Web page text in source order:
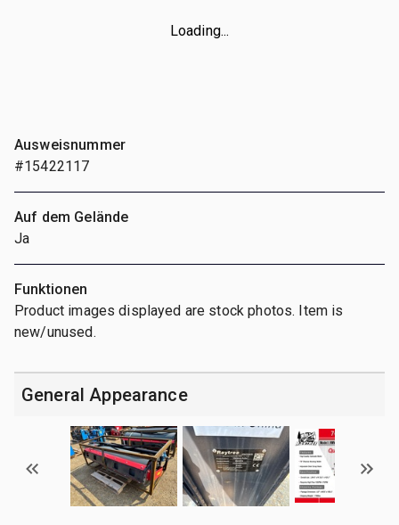
Loading...
Ausweisnummer
#15422117
Auf dem Gelände
Ja
Funktionen
Product images displayed are stock photos. Item is
new/unused.
General Appearance